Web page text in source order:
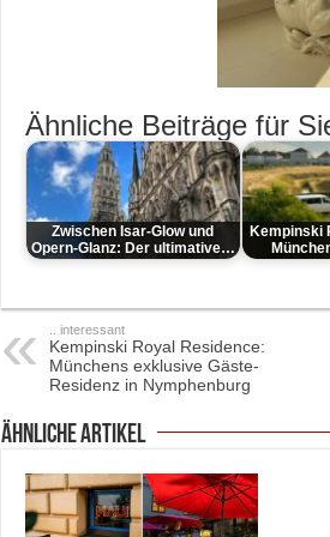
Ähnliche Beiträge für
Zwischen Isar-Glow und
Opern-Glanz: Der ultimative…
Kempinski
.. interessant
Kempinski Royal Residence:
Münchens exklusive Gäste-
Residenz in Nymphenburg
ähnliche Artikel